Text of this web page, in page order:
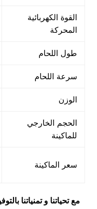
القوة الكهربائية
المحركة
طول اللحام
سرعة اللحام
الوزن
الحجم الخارجي
للماكينة
سعر الماكينة
مع تحياتنا و تمنياتنا